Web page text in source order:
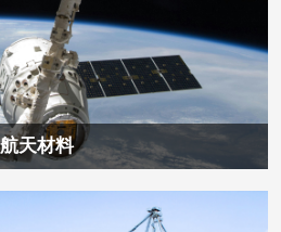
航天材料
如带锯床、圆锯机和锯板机等。经